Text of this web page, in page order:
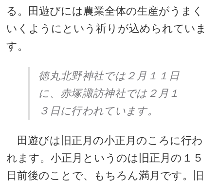
る。田遊びには農業全体の生産がうまく
いくようにという祈りが込められていま
す。
徳丸北野神社では２月１１日
に、赤塚諏訪神社では２月１
３日に行われています。
田遊びは旧正月の小正月のころに行わ
れます。小正月というのは旧正月の１５
日前後のことで、もちろん満月です。旧